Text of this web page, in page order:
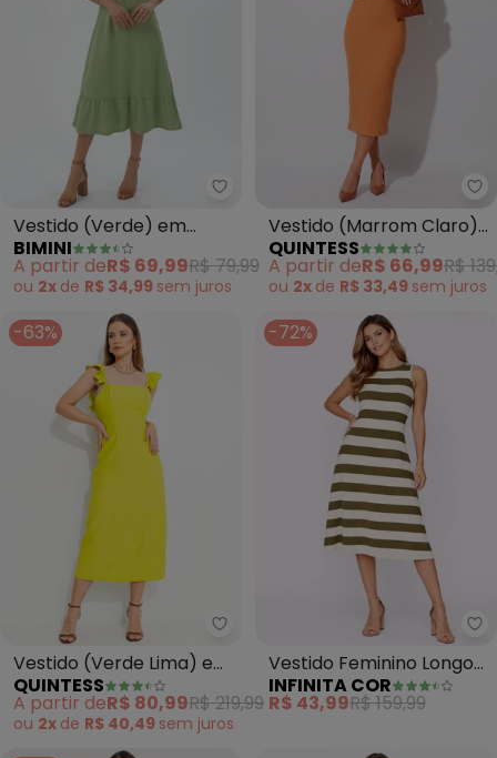
Bimini - Vestido (Verde) em
Vestido (Verde) em
Malha Texturizada
BIMINI
A partir deR$ 69,99R$ 79,99
ou 2x de R$ 34,99 sem juros
Vestido (Marrom Claro)
em Canelado
QUINTESS
A partir deR$ 66,99R$
ou 2x de R$ 33,49 sem juros
-63%
Quintess - Vestido (Verde
Vestido (Verde Lima) em
Tecido Alfaiataria de Visc
QUINTESS
A partir deR$ 80,99R$ 219,99
ou 2x de R$ 40,49 sem juros
-72%
Vestido Feminino Longo
com Cavas (Verde)
INFINITA COR
R$ 43,99R$ 159,99